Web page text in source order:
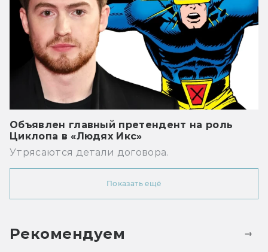
Объявлен главный претендент на роль
Циклопа в «Людях Икс»
Утрясаются детали договора.
Показать ещё
Рекомендуем